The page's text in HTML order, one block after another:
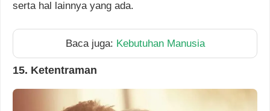
serta hal lainnya yang ada.
Baca juga: Kebutuhan Manusia
15. Ketentraman